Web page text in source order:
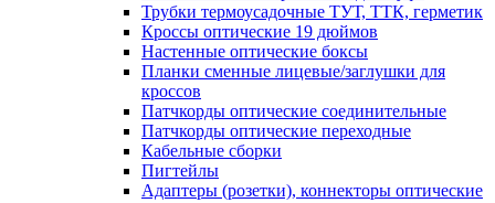
Трубки термоусадочные ТУТ, ТТК, герметик
Кроссы оптические 19 дюймов
Настенные оптические боксы
Планки сменные лицевые/заглушки для
кроссов
Патчкорды оптические соединительные
Патчкорды оптические переходные
Кабельные сборки
Пигтейлы
Адаптеры (розетки), коннекторы оптические